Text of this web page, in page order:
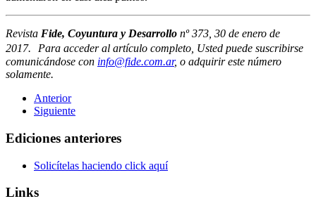
Revista Fide, Coyuntura y Desarrollo nº 373, 30 de enero de
2017. Para acceder al artículo completo, Usted puede suscribirse
comunicándose con info@fide.com.ar, o adquirir este número
solamente.
Anterior
Siguiente
Ediciones anteriores
Solicítelas haciendo click aquí
Links